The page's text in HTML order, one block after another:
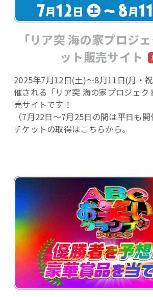
「リア突 海の家プロジ
ット販売サイト
2025年7月12日(土)～8月11日(月・
催される「リア突 海の家プロジェク
売サイトです！
（7月22日～7月25日の間は平日も開
チケットの取得はこちらから。